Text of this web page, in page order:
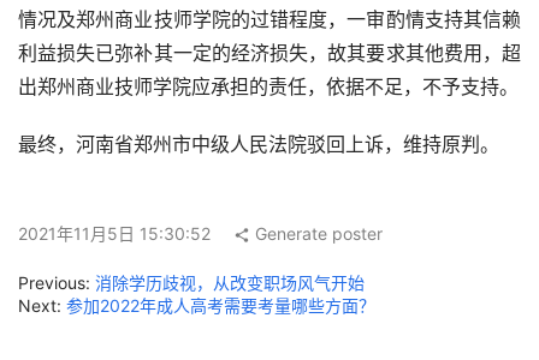
情况及郑州商业技师学院的过错程度，一审酌情支持其信赖
利益损失已弥补其一定的经济损失，故其要求其他费用，超
出郑州商业技师学院应承担的责任，依据不足，不予支持。
最终，河南省郑州市中级人民法院驳回上诉，维持原判。
2021年11月5日 15:30:52 Generate poster
Previous: 消除学历歧视，从改变职场风气开始
Next: 参加2022年成人高考需要考量哪些方面？